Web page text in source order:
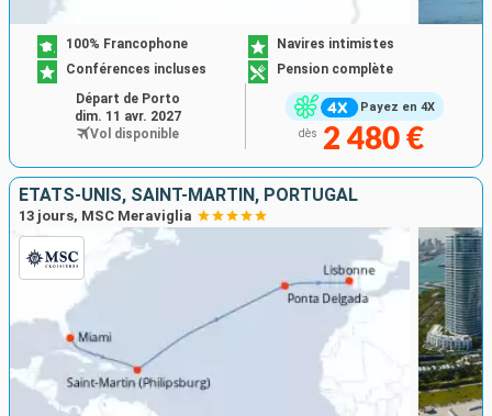
Payez en 4X
100% Francophone
Navires intimistes
Conférences incluses
Pension complète
dès 2 480 €
Départ de Porto
dim. 11 avr. 2027
Vol disponible
ÉTATS-UNIS, SAINT-MARTIN, PORTUGAL
13 jours, MSC Meraviglia